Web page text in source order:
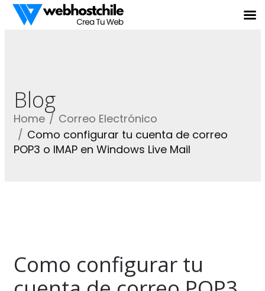
Blog
Home
Correo Electrónico
Como configurar tu cuenta de correo
POP3 o IMAP en Windows Live Mail
Como configurar tu